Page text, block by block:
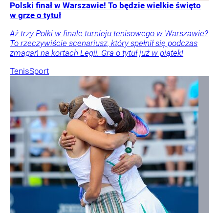
Polski finał w Warszawie! To będzie wielkie święto
w grze o tytuł
Aż trzy Polki w finale turnieju tenisowego w Warszawie?
To rzeczywiście scenariusz, który spełnił się podczas
zmagań na kortach Legii. Gra o tytuł już w piątek!
TenisSport